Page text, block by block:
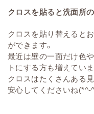
クロスを貼ると洗面所
クロスを貼り替えると
ができます。
最近は壁の一面だけ色
トにする方も増えていま
クロスはたくさんある
安心してくださいね(*^-